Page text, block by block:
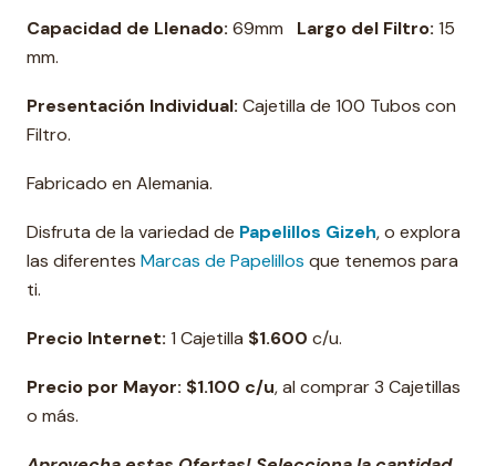
Capacidad de Llenado: 69mm Largo del Filtro: 15
mm.
Presentación Individual: Cajetilla de 100 Tubos con
Filtro.
Fabricado en Alemania.
Disfruta de la variedad de Papelillos Gizeh, o explora
las diferentes Marcas de Papelillos que tenemos para
ti.
Precio Internet: 1 Cajetilla $1.600 c/u.
Precio por Mayor: $1.100 c/u, al comprar 3 Cajetillas
o más.